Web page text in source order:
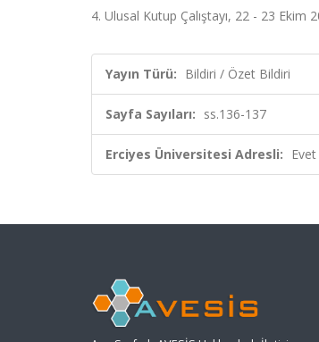
4. Ulusal Kutup Çalıştayı, 22 - 23 Ekim
Yayın Türü: Bildiri / Özet Bildiri
Sayfa Sayıları: ss.136-137
Erciyes Üniversitesi Adresli: Evet